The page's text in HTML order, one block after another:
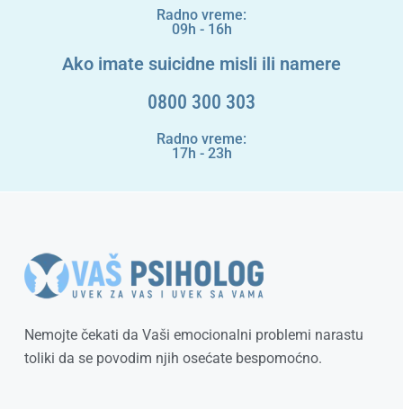
Radno vreme:
09h - 16h
Ako imate suicidne misli ili namere
0800 300 303
Radno vreme:
17h - 23h
Nemojte čekati da Vaši emocionalni problemi narastu
toliki da se povodim njih osećate bespomoćno.